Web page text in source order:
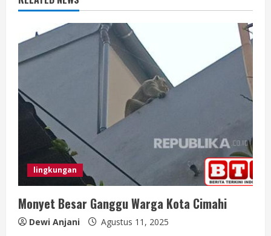
R
e
a
g
lingkungan
Monyet Besar Ganggu Warga Kota Cimahi
Dewi Anjani Agustus 11, 2025